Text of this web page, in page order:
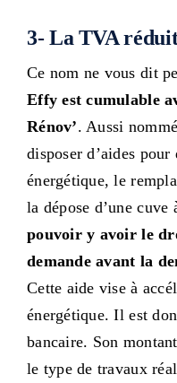
3- La TVA
Ce nom ne vous dit
Effy est cumulable
Rénov’. Aussi
disposer d’aides
énergétique, le
la dépose d’une
pouvoir y avoir le
demande avant la
Cette aide vise à
énergétique. Il est
bancaire. Son
le type de travaux